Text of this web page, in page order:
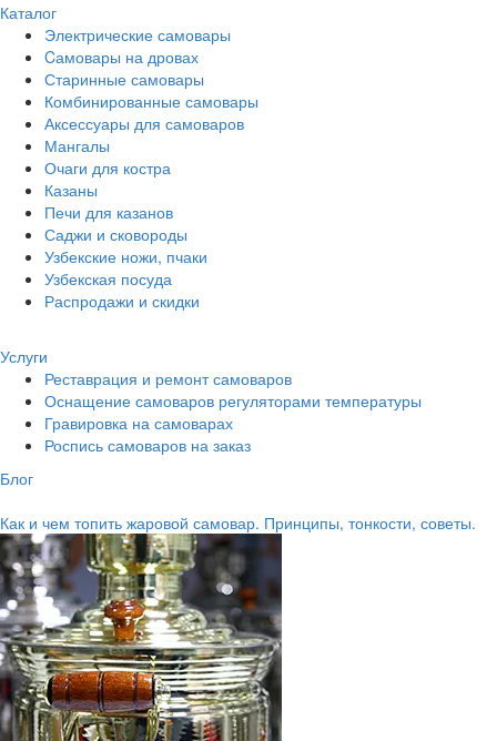
Каталог
Электрические самовары
Cамовары на дровах
Старинные самовары
Комбинированные самовары
Аксессуары для самоваров
Мангалы
Очаги для костра
Казаны
Печи для казанов
Саджи и сковороды
Узбекские ножи, пчаки
Узбекская посуда
Распродажи и скидки
Услуги
Реставрация и ремонт самоваров
Оснащение самоваров регуляторами температуры
Гравировка на самоварах
Роспись самоваров на заказ
Блог
Как и чем топить жаровой самовар. Принципы, тонкости, советы.